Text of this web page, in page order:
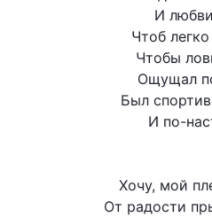
И
Чтоб
Чтобы
Ощущал
Был
И по-
Хочу, мой
От радости